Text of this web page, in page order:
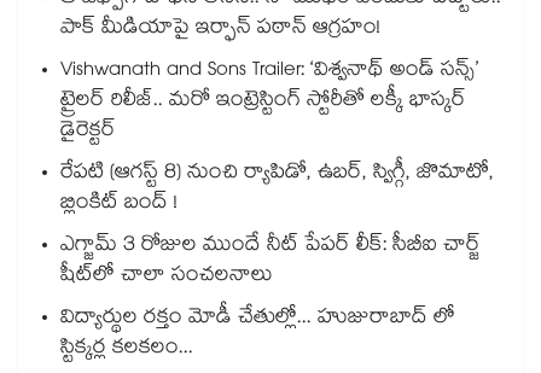
పాక్ మీడియాపై ఇర్ఫాన్ పఠాన్ ఆగ్రహం!
Vishwanath and Sons Trailer: ‘విశ్వనాథ్ అండ్ సన్స్’
ట్రైలర్ రిలీజ్.. మరో ఇంట్రెస్టింగ్ స్టోరీతో లక్కీ భాస్కర్
డైరెక్టర్
రేపటి (ఆగస్ట్ 8) నుంచి ర్యాపిడో, ఉబర్, స్విగ్గీ, జొమాటో,
బ్లింకిట్ బంద్ !
ఎగ్జామ్ 3 రోజుల ముందే నీట్ పేపర్ లీక్: సీబీఐ చార్జ్
షీట్‎లో చాలా సంచలనాలు
విద్యార్థుల రక్తం మోడీ చేతుల్లో... హుజురాబాద్ లో
స్టిక్కర్ల కలకలం...